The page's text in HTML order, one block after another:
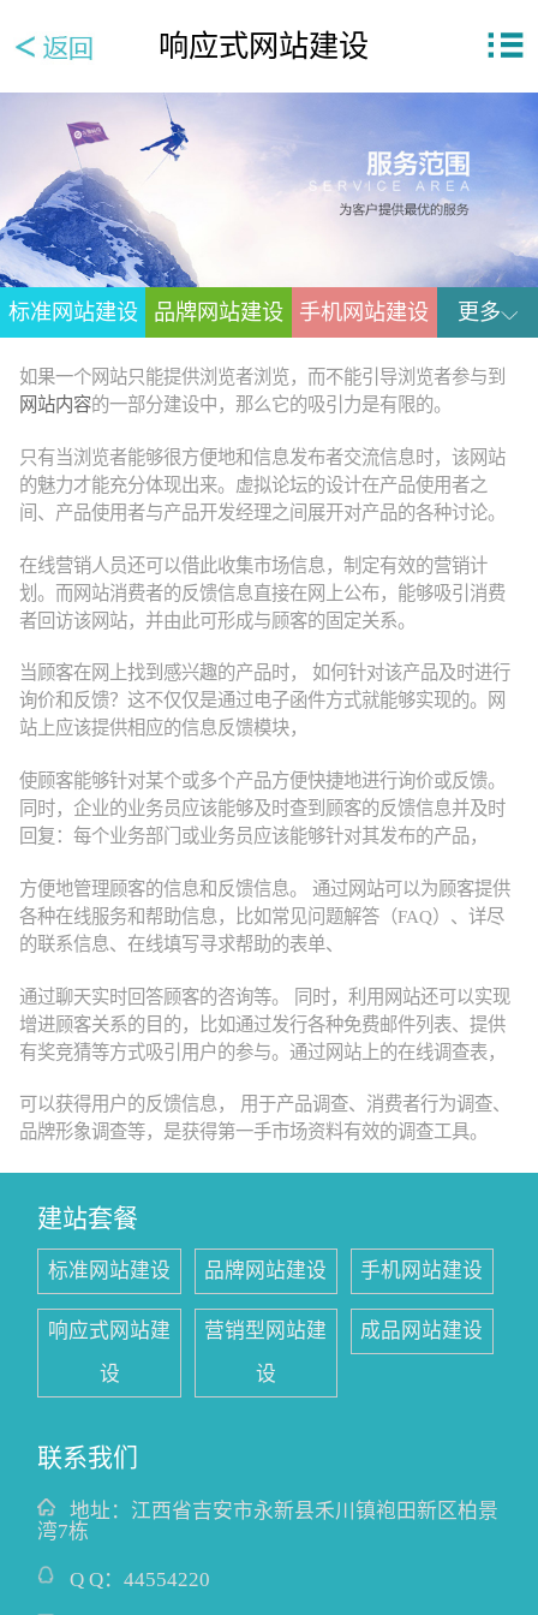
响应式网站建设
标准网站建设 品牌网站建设 手机网站建设 更多
如果一个网站只能提供浏览者浏览，而不能引导浏览者参与到
网站内容的一部分建设中，那么它的吸引力是有限的。
只有当浏览者能够很方便地和信息发布者交流信息时，该网站
的魅力才能充分体现出来。虚拟论坛的设计在产品使用者之
间、产品使用者与产品开发经理之间展开对产品的各种讨论。
在线营销人员还可以借此收集市场信息，制定有效的营销计
划。而网站消费者的反馈信息直接在网上公布，能够吸引消费
者回访该网站，并由此可形成与顾客的固定关系。
当顾客在网上找到感兴趣的产品时， 如何针对该产品及时进行
询价和反馈？这不仅仅是通过电子函件方式就能够实现的。网
站上应该提供相应的信息反馈模块，
使顾客能够针对某个或多个产品方便快捷地进行询价或反馈。
同时，企业的业务员应该能够及时查到顾客的反馈信息并及时
回复：每个业务部门或业务员应该能够针对其发布的产品，
方便地管理顾客的信息和反馈信息。 通过网站可以为顾客提供
各种在线服务和帮助信息，比如常见问题解答（FAQ）、详尽
的联系信息、在线填写寻求帮助的表单、
通过聊天实时回答顾客的咨询等。 同时，利用网站还可以实现
增进顾客关系的目的，比如通过发行各种免费邮件列表、提供
有奖竞猜等方式吸引用户的参与。通过网站上的在线调查表，
可以获得用户的反馈信息， 用于产品调查、消费者行为调查、
品牌形象调查等，是获得第一手市场资料有效的调查工具。
建站套餐
标准网站建设 品牌网站建设 手机网站建设
响应式网站建
设
营销型网站建
设
成品网站建设
联系我们
地址： 江西省吉安市永新县禾川镇袍田新区柏景
湾7栋
Q Q： 44554220